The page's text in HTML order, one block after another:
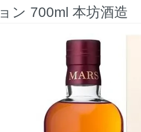
ョン 700ml 本坊酒造